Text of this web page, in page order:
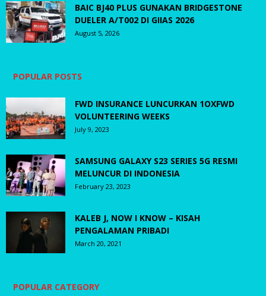
BAIC BJ40 PLUS GUNAKAN BRIDGESTONE
DUELER A/T002 DI GIIAS 2026
August 5, 2026
POPULAR POSTS
FWD INSURANCE LUNCURKAN 1OXFWD
VOLUNTEERING WEEKS
July 9, 2023
SAMSUNG GALAXY S23 SERIES 5G RESMI
MELUNCUR DI INDONESIA
February 23, 2023
KALEB J, NOW I KNOW – KISAH
PENGALAMAN PRIBADI
March 20, 2021
POPULAR CATEGORY